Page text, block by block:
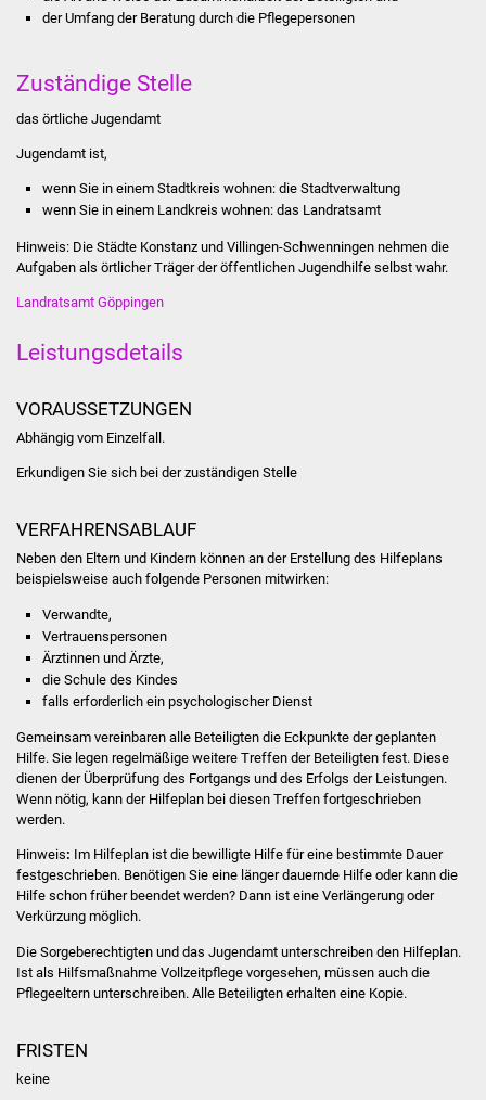
Ortsentwicklung
Dienstleistungen
Lebenslagen
Schulen
Kolping-Musikschule
Kirchen
Lokale Agenda
Fachteam Jugend
Familienzentrum
Stadtwerke
der Umfang der Beratung durch die Pflegepersonen
Zuständige Stelle
das örtliche Jugendamt
Jugendamt ist,
wenn Sie in einem Stadtkreis wohnen: die Stadtverwaltung
wenn Sie in einem Landkreis wohnen: das Landratsamt
Hinweis: Die Städte Konstanz und Villingen-Schwenningen nehmen die
Aufgaben als örtlicher Träger der öffentlichen Jugendhilfe selbst wahr.
Landratsamt Göppingen
Leistungsdetails
VORAUSSETZUNGEN
Abhängig vom Einzelfall.
Erkundigen Sie sich bei der zuständigen Stelle
VERFAHRENSABLAUF
Neben den Eltern und Kindern können an der Erstellung des Hilfeplans
beispielsweise auch folgende Personen mitwirken:
Verwandte,
Vertrauenspersonen
Ärztinnen und Ärzte,
die Schule des Kindes
falls erforderlich ein psychologischer Dienst
Gemeinsam vereinbaren alle Beteiligten die Eckpunkte der geplanten
Hilfe. Sie legen regelmäßige weitere Treffen der Beteiligten fest. Diese
dienen der Überprüfung des Fortgangs und des Erfolgs der Leistungen.
Wenn nötig, kann der Hilfeplan bei diesen Treffen fortgeschrieben
werden.
Hinweis: Im Hilfeplan ist die bewilligte Hilfe für eine bestimmte Dauer
festgeschrieben. Benötigen Sie eine länger dauernde Hilfe oder kann die
Hilfe schon früher beendet werden? Dann ist eine Verlängerung oder
Verkürzung möglich.
Die Sorgeberechtigten und das Jugendamt unterschreiben den Hilfeplan.
Ist als Hilfsmaßnahme Vollzeitpflege vorgesehen, müssen auch die
Pflegeeltern unterschreiben. Alle Beteiligten erhalten eine Kopie.
FRISTEN
keine